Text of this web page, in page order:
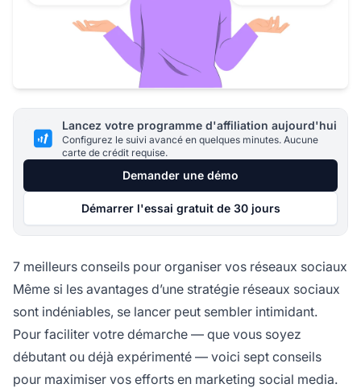
Lancez votre programme d'affiliation aujourd'hui
Configurez le suivi avancé en quelques minutes. Aucune
carte de crédit requise.
Demander une démo
Démarrer l'essai gratuit de 30 jours
7 meilleurs conseils pour organiser vos réseaux sociaux
Même si les avantages d’une stratégie réseaux sociaux
sont indéniables, se lancer peut sembler intimidant.
Pour faciliter votre démarche — que vous soyez
débutant ou déjà expérimenté — voici sept conseils
pour maximiser vos efforts en marketing social media.